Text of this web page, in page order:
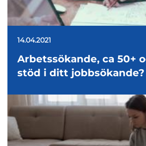
14.04.2021
Arbetssökande, ca 50+
stöd i ditt jobbsökande?